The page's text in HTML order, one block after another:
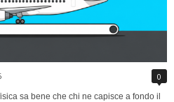
0
sa bene che chi ne capisce a fondo il